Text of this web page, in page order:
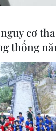
thấp
Cường
hộ cứu
trợ vùng
lương
cơ
thống